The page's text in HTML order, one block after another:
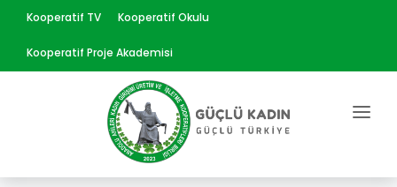
Kooperatif TV Kooperatif Okulu
Kooperatif Proje Akademisi